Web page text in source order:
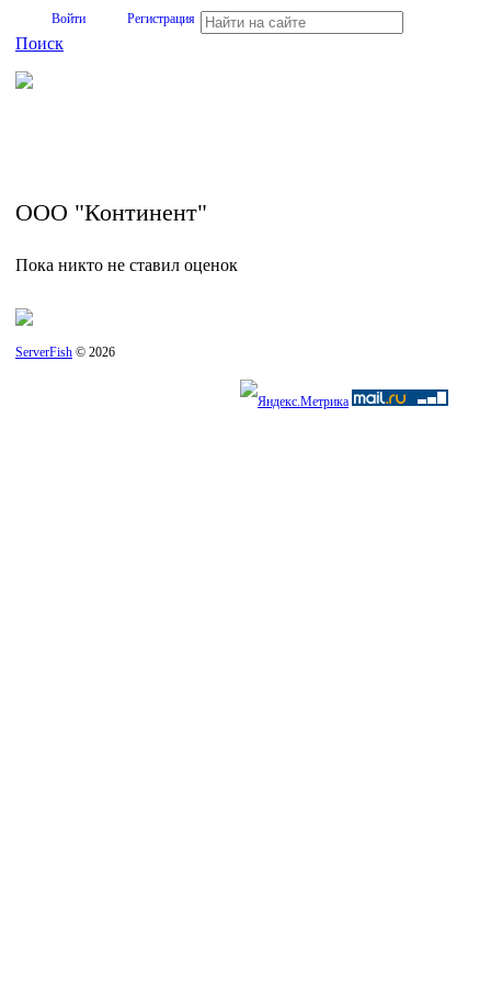
Войти Регистрация
Поиск
ООО "Континент"
Пока никто не ставил оценок
ServerFish © 2026